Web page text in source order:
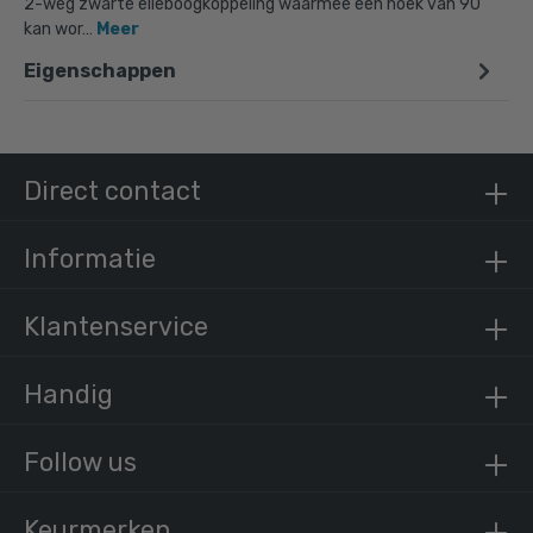
2-weg zwarte elleboogkoppeling waarmee een hoek van 90˚
kan wor… Meer
Eigenschappen
Follow us
Direct contact
Informatie
Klantenservice
Handig